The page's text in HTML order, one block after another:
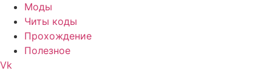
Моды
Читы коды
Прохождение
Полезное
Vk